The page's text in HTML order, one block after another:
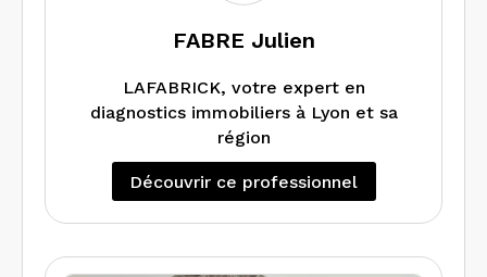
FABRE Julien
LAFABRICK, votre expert en
diagnostics immobiliers à Lyon et sa
région
Basée à Lyon, LAFABRICK est une
Découvrir ce professionnel